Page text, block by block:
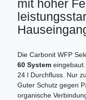
mit hoher
Die Carbonit WFP
60 System
24 l Durchfluss. Nur
Guter Schutz gegen
organische